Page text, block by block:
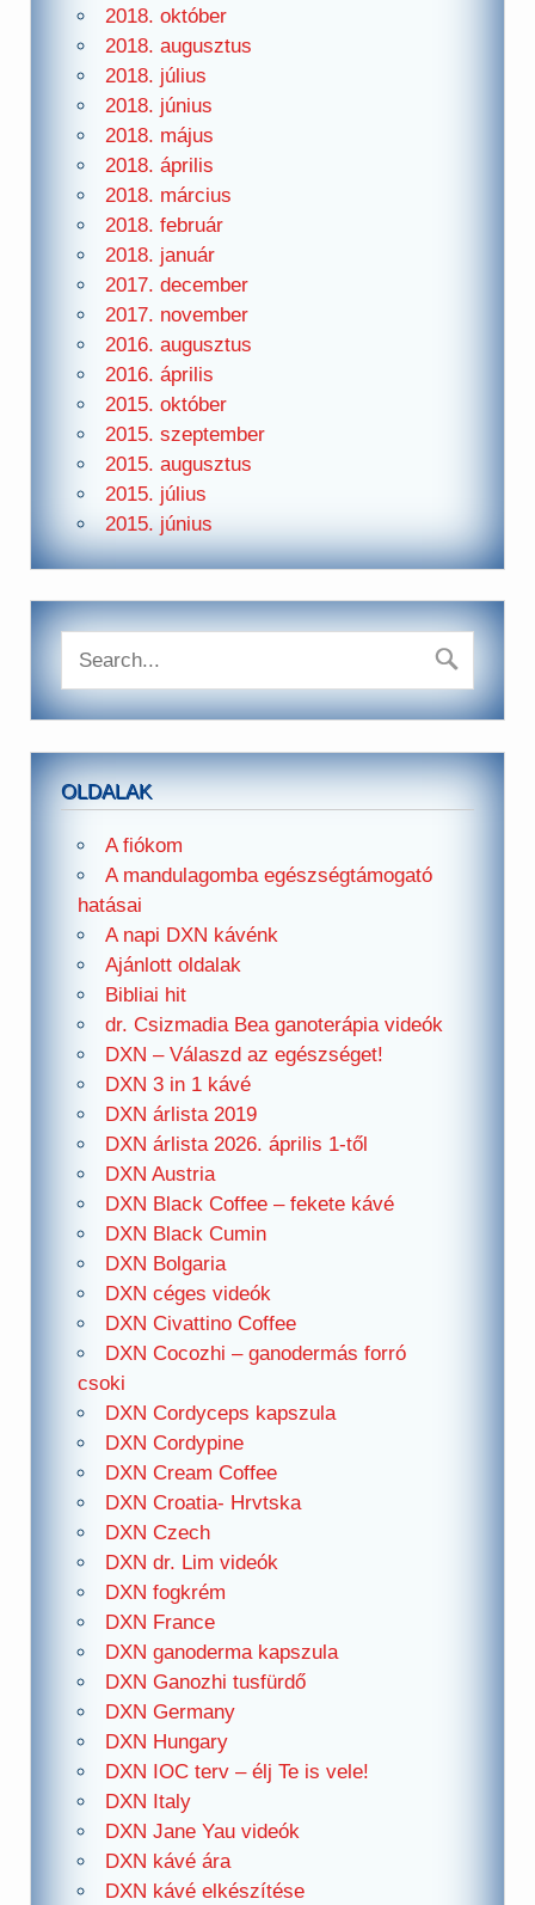
2018. október
2018. augusztus
2018. július
2018. június
2018. május
2018. április
2018. március
2018. február
2018. január
2017. december
2017. november
2016. augusztus
2016. április
2015. október
2015. szeptember
2015. augusztus
2015. július
2015. június
OLDALAK
A fiókom
A mandulagomba egészségtámogató
hatásai
A napi DXN kávénk
Ajánlott oldalak
Bibliai hit
dr. Csizmadia Bea ganoterápia videók
DXN – Válaszd az egészséget!
DXN 3 in 1 kávé
DXN árlista 2019
DXN árlista 2026. április 1-től
DXN Austria
DXN Black Coffee – fekete kávé
DXN Black Cumin
DXN Bolgaria
DXN céges videók
DXN Civattino Coffee
DXN Cocozhi – ganodermás forró
csoki
DXN Cordyceps kapszula
DXN Cordypine
DXN Cream Coffee
DXN Croatia- Hrvtska
DXN Czech
DXN dr. Lim videók
DXN fogkrém
DXN France
DXN ganoderma kapszula
DXN Ganozhi tusfürdő
DXN Germany
DXN Hungary
DXN IOC terv – élj Te is vele!
DXN Italy
DXN Jane Yau videók
DXN kávé ára
DXN kávé elkészítése